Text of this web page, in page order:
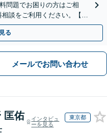
問題でお困りの方はご相
談をご利用ください。【不
る
メールでお問い合わせ
匡佑
インタビュ
ーを見る
東京都